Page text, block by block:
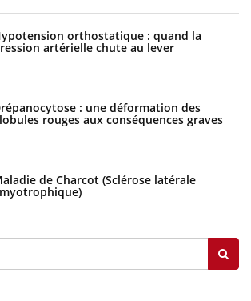
orthostatique : quand la
artérielle chute au lever
: une déformation des
rouges aux conséquences graves
de Charcot (Sclérose latérale